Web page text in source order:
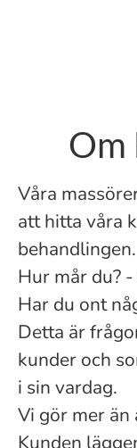
Om
Våra
att hitta våra
behandlingen.
Hur mår du?
Har du ont
Detta är
kunder och
i sin vardag.
Vi gör mer än
Kunden